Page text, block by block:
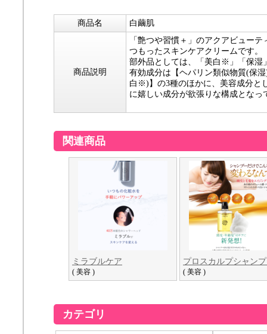
商品名 白繭肌
商品説明
「艶つや習慣＋」のアクアビュー
つもったスキンケアクリームです。
部外品としては、「美白※」「保湿
有効成分は【ヘパリン類似物質(保
白※)】の3種のほかに、美容成分と
に嬉しい成分が欲張りな構成となっ
関連商品
ミラブルケア
( 美容 )
プロスカルプシャン
( 美容 )
カテゴリ